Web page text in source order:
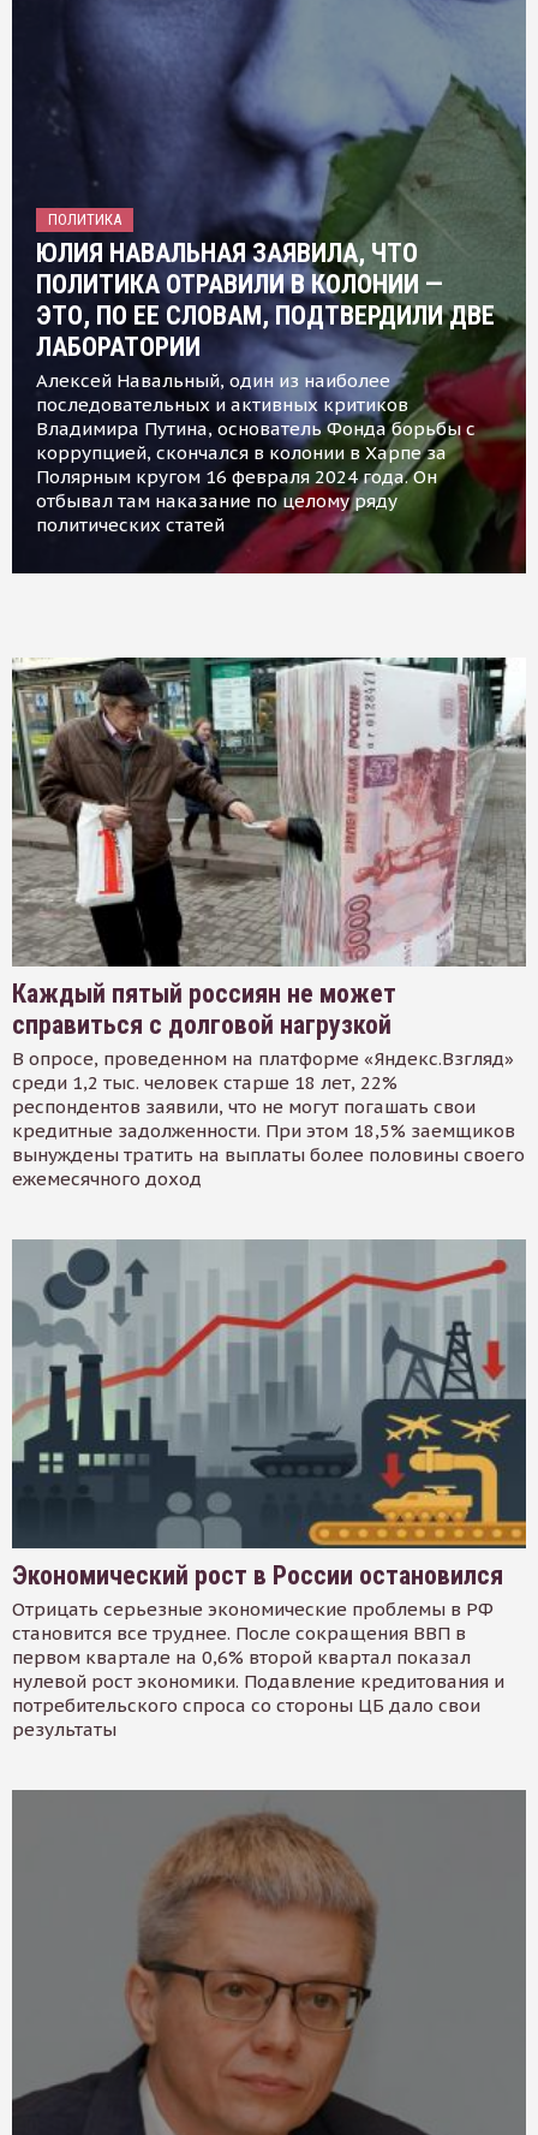
ПОЛИТИКА
ЮЛИЯ НАВАЛЬНАЯ ЗАЯВИЛА, ЧТО
ПОЛИТИКА ОТРАВИЛИ В КОЛОНИИ —
ЭТО, ПО ЕЕ СЛОВАМ, ПОДТВЕРДИЛИ ДВЕ
ЛАБОРАТОРИИ
Алексей Навальный, один из наиболее
последовательных и активных критиков
Владимира Путина, основатель Фонда борьбы с
коррупцией, скончался в колонии в Харпе за
Полярным кругом 16 февраля 2024 года. Он
отбывал там наказание по целому ряду
политических статей
Каждый пятый россиян не может
справиться с долговой нагрузкой
В опросе, проведенном на платформе «Яндекс.Взгляд»
среди 1,2 тыс. человек старше 18 лет, 22%
респондентов заявили, что не могут погашать свои
кредитные задолженности. При этом 18,5% заемщиков
вынуждены тратить на выплаты более половины своего
ежемесячного доход
Экономический рост в России остановился
Отрицать серьезные экономические проблемы в РФ
становится все труднее. После сокращения ВВП в
первом квартале на 0,6% второй квартал показал
нулевой рост экономики. Подавление кредитования и
потребительского спроса со стороны ЦБ дало свои
результаты